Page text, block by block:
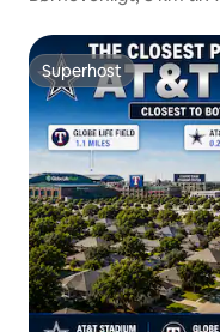
Superhost
Superhost